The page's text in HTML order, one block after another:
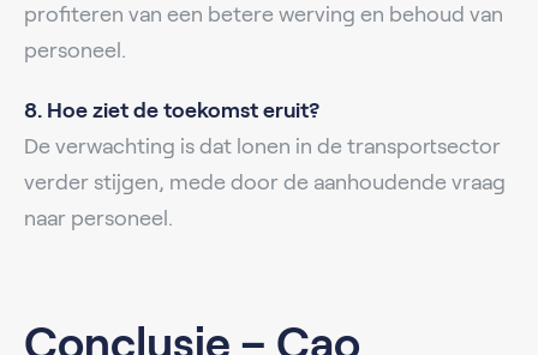
profiteren van een betere werving en behoud van
personeel.
8. Hoe ziet de toekomst eruit?
De verwachting is dat lonen in de transportsector
verder stijgen, mede door de aanhoudende vraag
naar personeel.
Conclusie – Cao